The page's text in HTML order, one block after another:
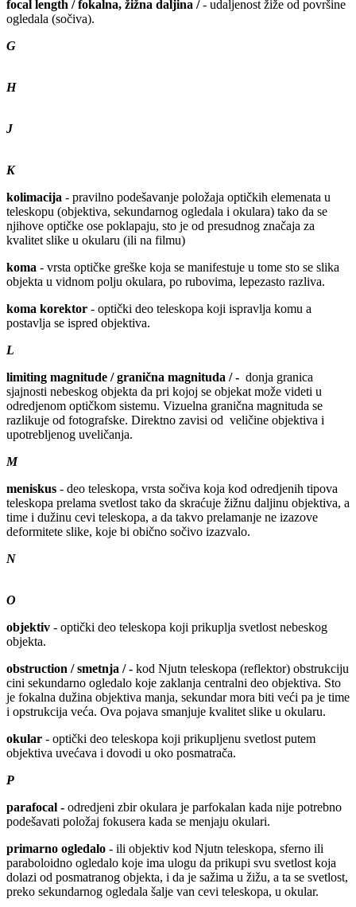
focal length / fokalna, žižna daljina /- udaljenost žiže od površine
ogledala (sočiva).
G
H
J
K
kolimacija - pravilno podešavanje položaja optičkih elemenata u
teleskopu (objektiva, sekundarnog ogledala i okulara) tako da se
njihove optičke ose poklapaju, sto je od presudnog značaja za
kvalitet slike u okularu (ili na filmu)
koma - vrsta optičke greške koja se manifestuje u tome sto se slika
objekta u vidnom polju okulara, po rubovima, lepezasto razliva.
koma korektor - optički deo teleskopa koji ispravlja komu a
postavlja se ispred objektiva.
L
limiting magnitude / granična magnituda / - donja granica
sjajnosti nebeskog objekta da pri kojoj se objekat može videti u
odredjenom optičkom sistemu. Vizuelna granična magnituda se
razlikuje od fotografske. Direktno zavisi od veličine objektiva i
upotrebljenog uveličanja.
M
meniskus - deo teleskopa, vrsta sočiva koja kod odredjenih tipova
teleskopa prelama svetlost tako da skraćuje žižnu daljinu objektiva, a
time i dužinu cevi teleskopa, a da takvo prelamanje ne izazove
deformitete slike, koje bi obično sočivo izazvalo.
N
O
objektiv - optički deo teleskopa koji prikuplja svetlost nebeskog
objekta.
obstruction / smetnja / - kod Njutn teleskopa (reflektor) obstrukciju
cini sekundarno ogledalo koje zaklanja centralni deo objektiva. Sto
je fokalna dužina objektiva manja, sekundar mora biti veći pa je time
i opstrukcija veća. Ova pojava smanjuje kvalitet slike u okularu.
okular - optički deo teleskopa koji prikupljenu svetlost putem
objektiva uvećava i dovodi u oko posmatrača.
P
parafocal - odredjeni zbir okulara je parfokalan kada nije potrebno
podešavati položaj fokusera kada se menjaju okulari.
primarno ogledalo - ili objektiv kod Njutn teleskopa, sferno ili
paraboloidno ogledalo koje ima ulogu da prikupi svu svetlost koja
dolazi od posmatranog objekta, i da je sažima u žižu, a ta se svetlost,
preko sekundarnog ogledala šalje van cevi teleskopa, u okular.